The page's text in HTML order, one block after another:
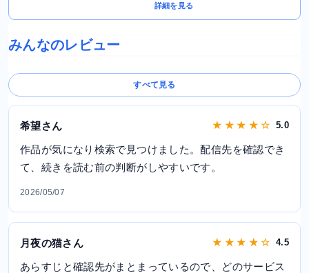
詳細を見る
みんなのレビュー
すべて見る
希望さん ★ ★ ★ ★ ☆ 5.0
作品が気になり検索で見つけました。配信先を確認でき
て、続きを読む前の判断がしやすいです。
2026/05/07
月夜の猫さん ★ ★ ★ ★ ☆ 4.5
あらすじと確認先がまとまっているので、どのサービス